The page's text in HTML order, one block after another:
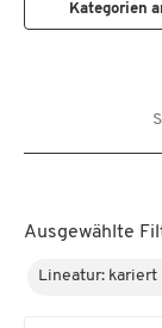
Kategorien
Ausgewählte
Lineatur: kariert